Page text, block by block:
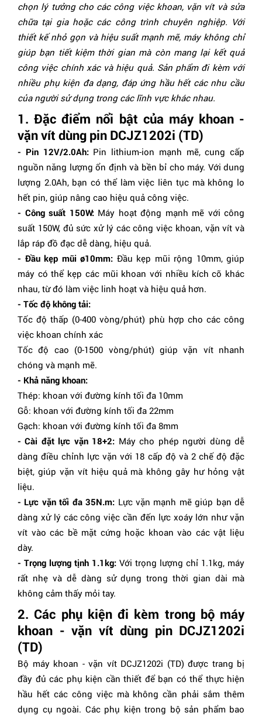
Máy gồm: 01 Pin & 01
Sạc
chọn lý tưởng cho các công việc khoan, vặn vít và sửa
chữa tại gia hoặc các công trình chuyên nghiệp. Với
thiết kế nhỏ gọn và hiệu suất mạnh mẽ, máy không chỉ
giúp bạn tiết kiệm thời gian mà còn mang lại kết quả
công việc chính xác và hiệu quả. Sản phẩm đi kèm với
nhiều phụ kiện đa dạng, đáp ứng hầu hết các nhu cầu
của người sử dụng trong các lĩnh vực khác nhau.
1. Đặc điểm nổi bật của máy khoan -
vặn vít dùng pin DCJZ1202i (TD)
- Pin 12V/2.0Ah:Pin lithium-ion mạnh mẽ, cung cấp
nguồn năng lượng ổn định và bền bỉ cho máy. Với dung
lượng 2.0Ah, bạn có thể làm việc liên tục mà không lo
hết pin, giúp nâng cao hiệu quả công việc.
- Công suất 150W: Máy hoạt động mạnh mẽ với công
suất 150W, đủ sức xử lý các công việc khoan, vặn vít và
lắp ráp đồ đạc dễ dàng, hiệu quả.
- Đầu kẹp mũi ø10mm: Đầu kẹp mũi rộng 10mm, giúp
máy có thể kẹp các mũi khoan với nhiều kích cỡ khác
nhau, từ đó làm việc linh hoạt và hiệu quả hơn.
- Tốc độ không tải:
Tốc độ thấp (0-400 vòng/phút) phù hợp cho các công
việc khoan chính xác
Tốc độ cao (0-1500 vòng/phút) giúp vặn vít nhanh
chóng và mạnh mẽ.
- Khả năng khoan:
Thép: khoan với đường kính tối đa 10mm
Gỗ: khoan với đường kính tối đa 22mm
Gạch: khoan với đường kính tối đa 8mm
- Cài đặt lực vặn 18+2: Máy cho phép người dùng dễ
dàng điều chỉnh lực vặn với 18 cấp độ và 2 chế độ đặc
biệt, giúp vặn vít hiệu quả mà không gây hư hỏng vật
liệu.
- Lực vặn tối đa 35N.m: Lực vặn mạnh mẽ giúp bạn dễ
dàng xử lý các công việc cần đến lực xoáy lớn như vặn
vít vào các bề mặt cứng hoặc khoan vào các vật liệu
dày.
- Trọng lượng tịnh 1.1kg: Với trọng lượng chỉ 1.1kg, máy
rất nhẹ và dễ dàng sử dụng trong thời gian dài mà
không cảm thấy mỏi tay.
2. Các phụ kiện đi kèm trong bộ máy
khoan - vặn vít dùng pin DCJZ1202i
(TD)
Bộ máy khoan - vặn vít DCJZ1202i (TD) được trang bị
đầy đủ các phụ kiện cần thiết để bạn có thể thực hiện
hầu hết các công việc mà không cần phải sắm thêm
dụng cụ ngoài. Các phụ kiện trong bộ sản phẩm bao